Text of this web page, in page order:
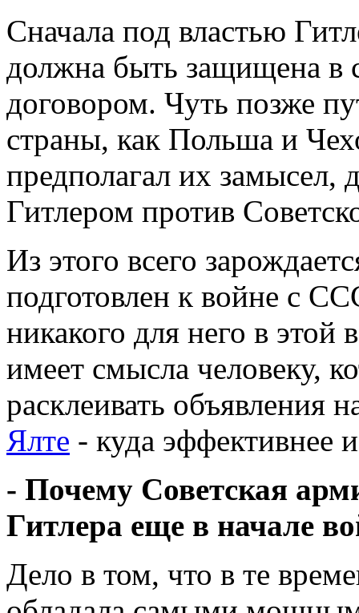
Сначала под властью
должна быть защищена в
договором. Чуть позже
страны, как Польша и
предполагал их замысел,
Гитлером против
Из этого всего
подготовлен к войне с
никакого для него в
имеет смысла человеку,
расклеивать объявления
Ялте - куда эффективнее
- Почему Советская
Гитлера еще в начале
Дело в том, что в те